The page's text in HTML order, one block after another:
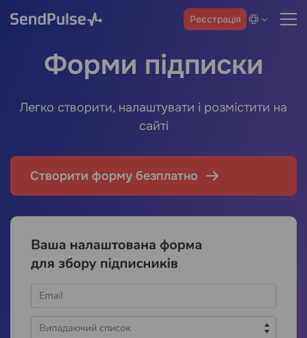
Реєстрація
Форми підписки
Легко створити, налаштувати і розмістити на
сайті
Створити форму безплатно